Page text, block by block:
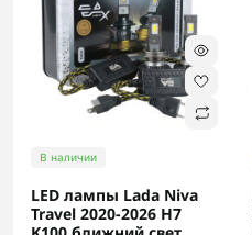
В наличии
LED лампы Lada Niva
Travel 2020-2026 H7